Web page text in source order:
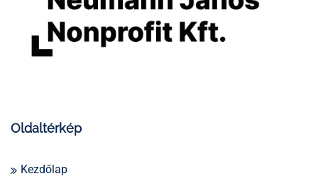
Oldaltérkép
Kezdőlap